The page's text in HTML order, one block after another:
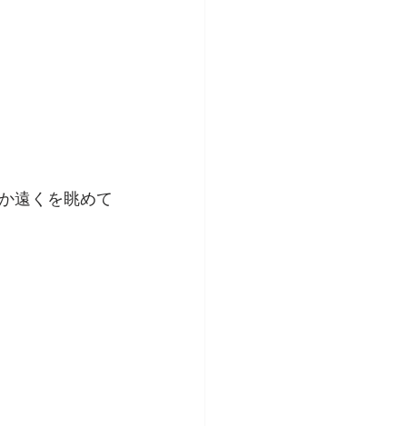
遠くを眺めて